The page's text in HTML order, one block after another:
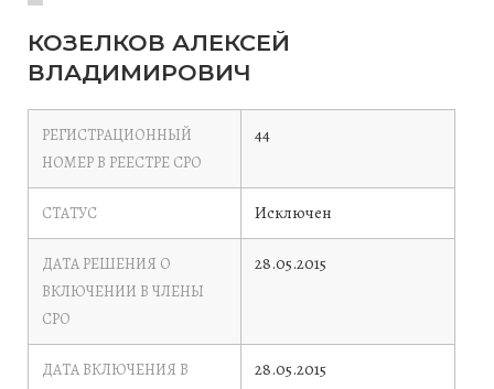
КОЗЕЛКОВ АЛЕКСЕЙ
ВЛАДИМИРОВИЧ
РЕГИСТРАЦИОННЫЙ
НОМЕР В РЕЕСТРЕ СРО
44
СТАТУС Исключен
ДАТА РЕШЕНИЯ О
ВКЛЮЧЕНИИ В ЧЛЕНЫ
СРО
28.05.2015
ДАТА ВКЛЮЧЕНИЯ В
28.05.2015